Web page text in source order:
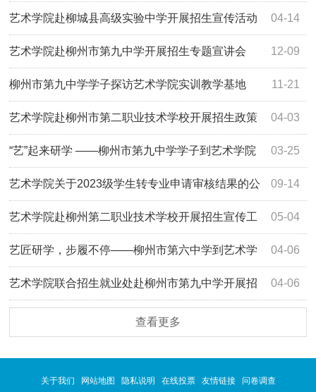
04-14
艺术学院赴柳城县高级实验中学开展招生宣传活动
12-09
艺术学院赴柳州市第九中学开展招生专题宣讲会
11-21
柳州市第九中学学子探访艺术学院实训教学基地
04-03
艺术学院赴柳州市第二职业技术学校开展招生政策
宣讲会 03-25
“艺”起来研学 ——柳州市第九中学学子到艺术学院
开展研学活动 09-14
艺术学院关于2023级学生转专业申请审核结果的公
示 05-04
艺术学院赴柳州第二职业技术学校开展招生宣传工
作 04-06
艺匠研学，步履不停——柳州市第六中学到艺术学
院参观研学 04-06
艺术学院联合招生就业处赴柳州市第九中学开展招
查看更多
关于我们 网站地图 隐私说明 在线投票 友情链接 问卷调查